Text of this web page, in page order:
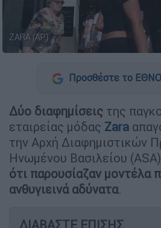
ZARA (AP)
Προσθέστε το
Δύο διαφημίσεις της
εταιρείας μόδας Zara
την Αρχή Διαφημιστικών
Ηνωμένου Βασιλείου
ότι παρουσίαζαν μοντέλα
ανθυγιεινά αδύνατα.
ΔΙΑΒΑΣΤΕ ΕΠΙΣΗΣ